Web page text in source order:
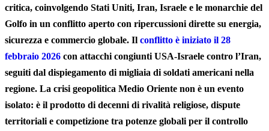
critica, coinvolgendo Stati Uniti, Iran, Israele e le monarchie del
Golfo in un conflitto aperto con ripercussioni dirette su energia,
sicurezza e commercio globale. Il conflitto è iniziato il 28
febbraio 2026 con attacchi congiunti USA-Israele contro l’Iran,
seguiti dal dispiegamento di migliaia di soldati americani nella
regione. La crisi geopolitica Medio Oriente non è un evento
isolato: è il prodotto di decenni di rivalità religiose, dispute
territoriali e competizione tra potenze globali per il controllo